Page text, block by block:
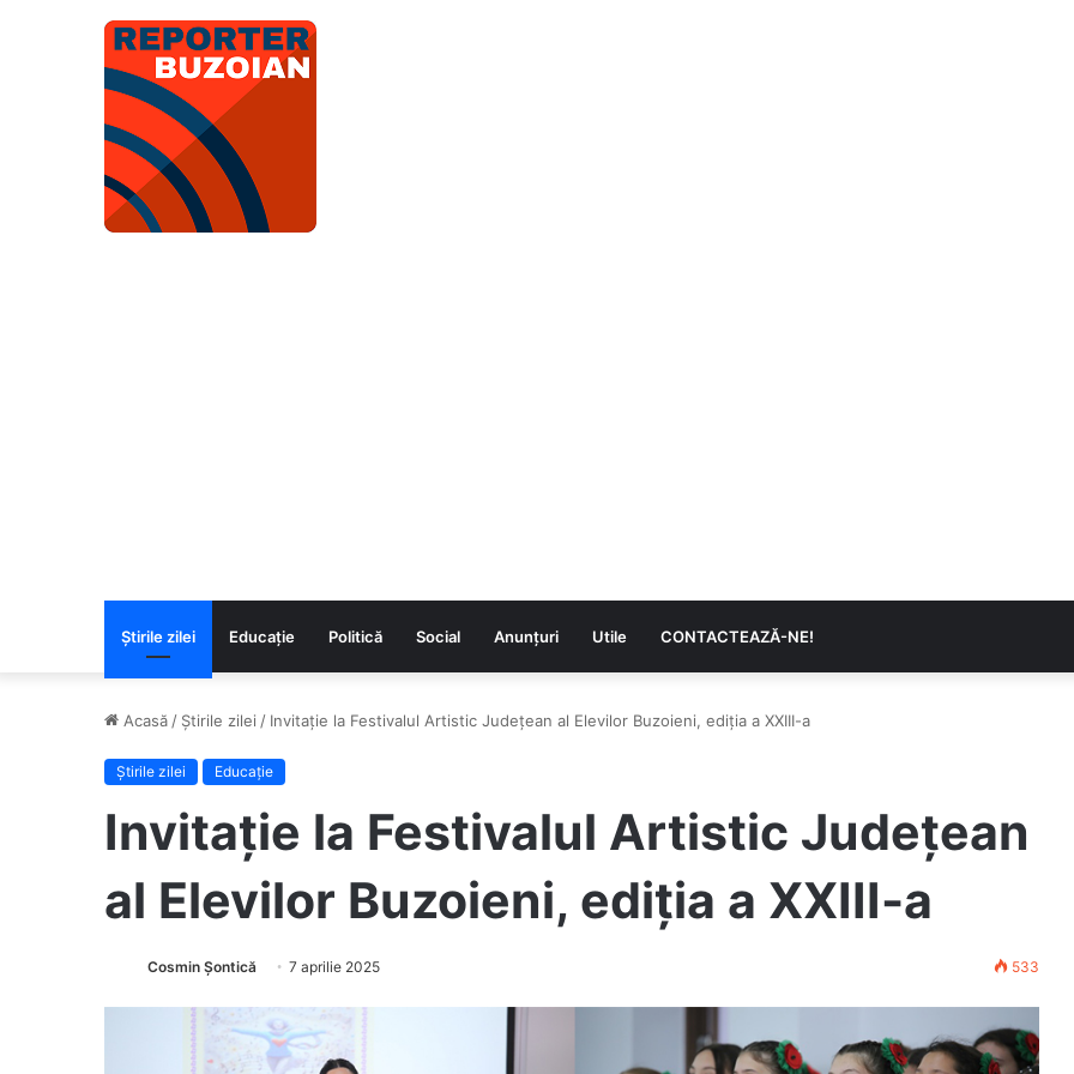
Știrile zilei Educaţie Politică Social Anunțuri Utile CONTACTEAZĂ-NE!
Acasă / Știrile zilei / Invitație la Festivalul Artistic Județean al Elevilor Buzoieni, ediția a XXIII-a
Știrile zilei Educaţie
Invitație la Festivalul Artistic Județean
al Elevilor Buzoieni, ediția a XXIII-a
Cosmin Șontică 7 aprilie 2025 533